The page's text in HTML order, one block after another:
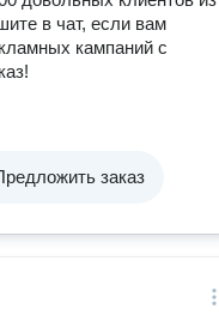
в чат, если вам
кампаний с
заказ